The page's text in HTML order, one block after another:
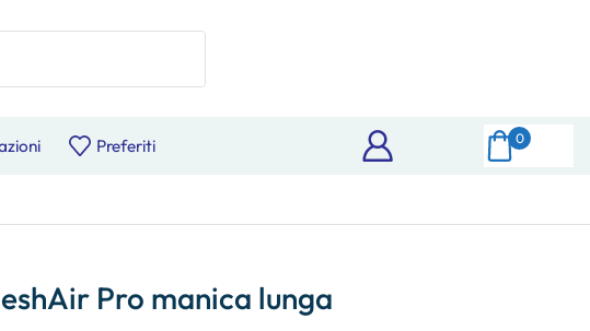
Preferiti 0
Pro manica lunga